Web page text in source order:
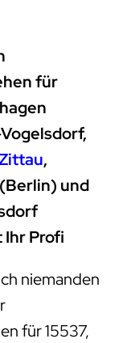
für
,
und
Ihr Profi
niemanden
für 15537,